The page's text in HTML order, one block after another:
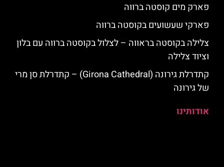
פארק מים קוסטה ברווה
פארקי שעשועים בקוסטה ברווה
צלילה בקוסטה בראווה – לצלול בקוסטה ברווה עם בלון
וציוד צלילה
קתדרלת גירונה (Girona Cathedral) – קתדרלת סן מרי
של גירונה
אודותינו